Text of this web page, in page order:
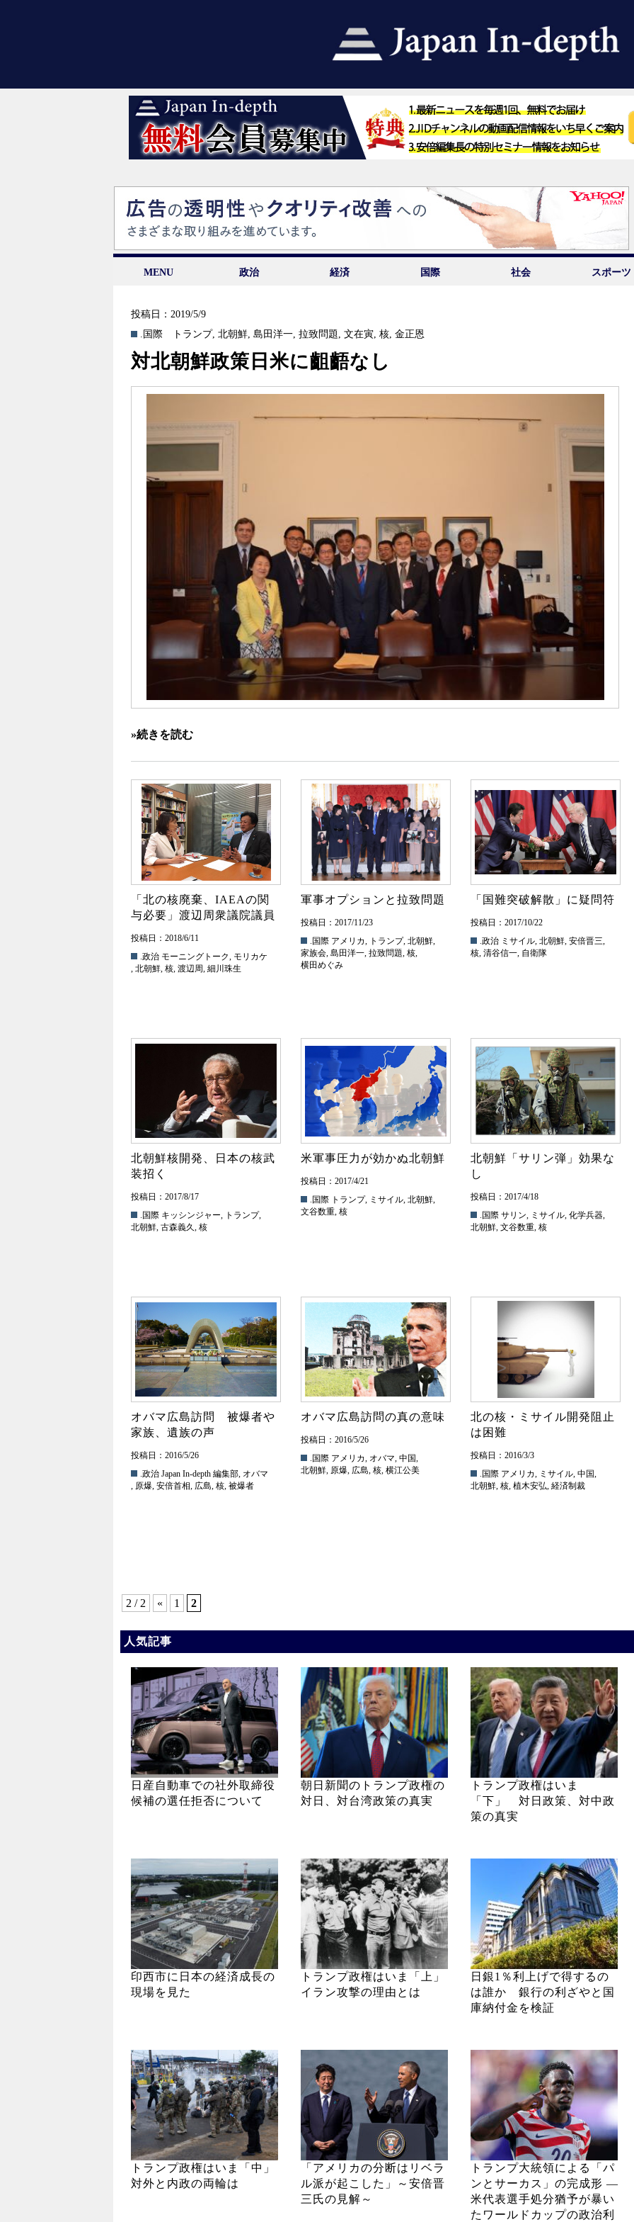
MENU 政治 経済 国際 社会 スポーツ
投稿日：2019/5/9
.国際
トランプ,北朝鮮,島田洋一,拉致問題,文在寅,核,金正恩
対北朝鮮政策日米に齟齬なし
»続きを読む
「北の核廃棄、IAEAの関
与必要」渡辺周衆議院議員
投稿日：2018/6/11
.政治 モーニングトーク, モリカケ
, 北朝鮮, 核, 渡辺周, 細川珠生
軍事オプションと拉致問題
投稿日：2017/11/23
.国際 アメリカ, トランプ, 北朝鮮,
家族会, 島田洋一, 拉致問題, 核,
横田めぐみ
「国難突破解散」に疑問符
投稿日：2017/10/22
.政治 ミサイル, 北朝鮮, 安倍晋三,
核, 清谷信一, 自衛隊
北朝鮮核開発、日本の核武
装招く
投稿日：2017/8/17
.国際 キッシンジャー, トランプ,
北朝鮮, 古森義久, 核
米軍事圧力が効かぬ北朝鮮
投稿日：2017/4/21
.国際 トランプ, ミサイル, 北朝鮮,
文谷数重, 核
北朝鮮「サリン弾」効果な
し
投稿日：2017/4/18
.国際 サリン, ミサイル, 化学兵器,
北朝鮮, 文谷数重, 核
オバマ広島訪問 被爆者や
家族、遺族の声
投稿日：2016/5/26
.政治 Japan In-depth 編集部, オバマ
, 原爆, 安倍首相, 広島, 核, 被爆者
オバマ広島訪問の真の意味
投稿日：2016/5/26
.国際 アメリカ, オバマ, 中国,
北朝鮮, 原爆, 広島, 核, 横江公美
北の核・ミサイル開発阻止
は困難
投稿日：2016/3/3
.国際 アメリカ, ミサイル, 中国,
北朝鮮, 核, 植木安弘, 経済制裁
2 / 2 « 1 2
人気記事
日産自動車での社外取締役
候補の選任拒否について
朝日新聞のトランプ政権の
対日、対台湾政策の真実
トランプ政権はいま
「下」 対日政策、対中政
策の真実
印西市に日本の経済成長の
現場を見た
トランプ政権はいま「上」
イラン攻撃の理由とは
日銀1％利上げで得するの
は誰か 銀行の利ざやと国
庫納付金を検証
トランプ政権はいま「中」
対外と内政の両輪は
「アメリカの分断はリベラ
ル派が起こした」～安倍晋
三氏の見解～
トランプ大統領による「パ
ンとサーカス」の完成形 ―
米代表選手処分猶予が暴い
たワールドカップの政治利